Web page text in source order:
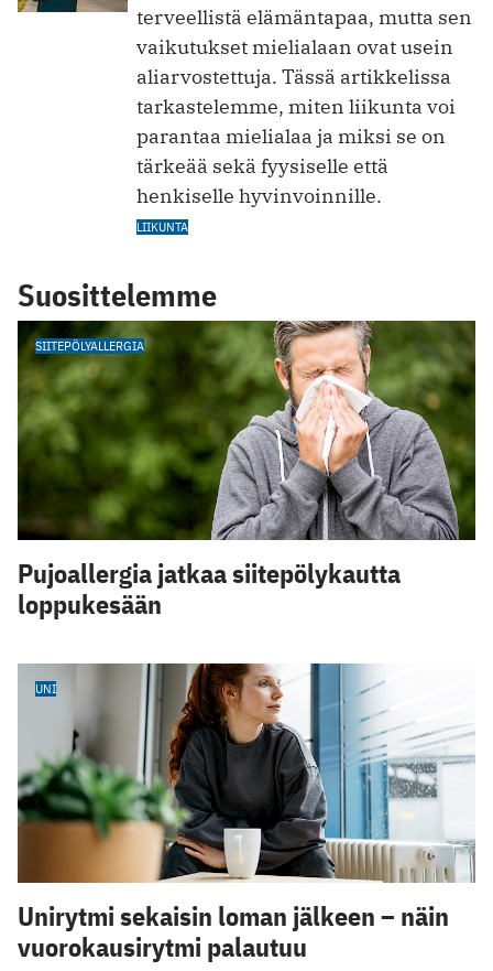
terveellistä elämäntapaa, mutta sen
vaikutukset mielialaan ovat usein
aliarvostettuja. Tässä artikkelissa
tarkastelemme, miten liikunta voi
parantaa mielialaa ja miksi se on
tärkeää sekä fyysiselle että
henkiselle hyvinvoinnille.
LIIKUNTA
Suosittelemme
SIITEPÖLYALLERGIA
Pujoallergia jatkaa siitepölykautta
loppukesään
UNI
Unirytmi sekaisin loman jälkeen – näin
vuorokausirytmi palautuu